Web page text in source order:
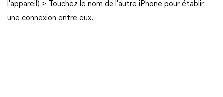
l'appareil) > Touchez le nom de l'autre iPhone pour établir
une connexion entre eux.